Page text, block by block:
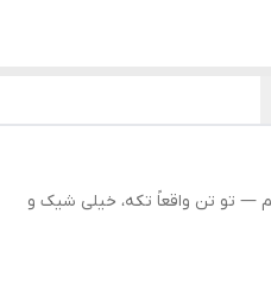
— تو تن واقعاً تکه، خیلی شیک و